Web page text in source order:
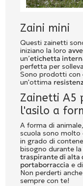
Zaini mini
Questi zainetti
iniziano la loro
un’etichetta
perfetta per
Sono prodotti con
un'ottima
Zainetti A5
l'asilo a
A forma di
scuola sono molto
in grado di
bisogno durante
traspirante di alta
portaborraccia e
Non perderti
sempre con te!